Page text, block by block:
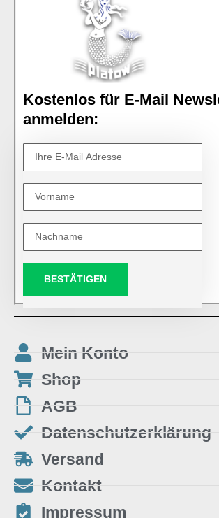
Kostenlos für E-Mail
anmelden:
BESTÄTIGEN
Mein Konto
Shop
AGB
Datenschutzerklärung
Versand
Kontakt
Impressum